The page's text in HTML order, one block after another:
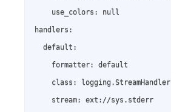
    use_colors: null
handlers:
  default:
    formatter: default
    class: logging.StreamHandler
    stream: ext://sys.stderr